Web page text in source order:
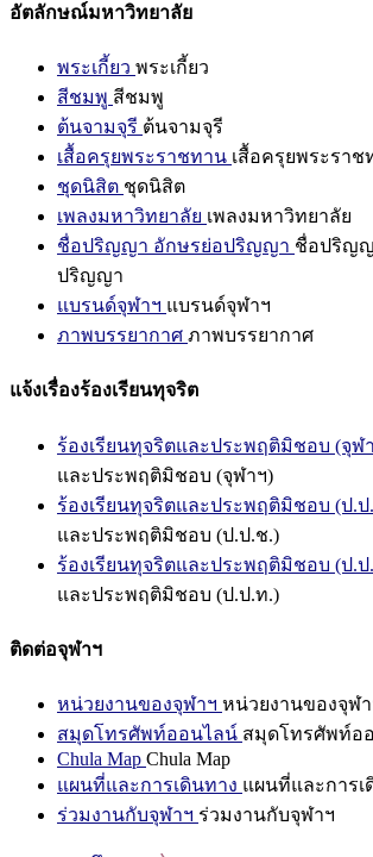
อัตลักษณ์มหาวิทยาลัย
พระเกี้ยว พระเกี้ยว
สีชมพู สีชมพู
ต้นจามจุรี ต้นจามจุรี
เสื้อครุยพระราชทาน เสื้อครุยพระราช
ชุดนิสิต ชุดนิสิต
เพลงมหาวิทยาลัย เพลงมหาวิทยาลัย
ชื่อปริญญา อักษรย่อปริญญา ชื่อปริญ
ปริญญา
แบรนด์จุฬาฯ แบรนด์จุฬาฯ
ภาพบรรยากาศ ภาพบรรยากาศ
แจ้งเรื่องร้องเรียนทุจริต
ร้องเรียนทุจริตและประพฤติมิชอบ (จุฬ
และประพฤติมิชอบ (จุฬาฯ)
ร้องเรียนทุจริตและประพฤติมิชอบ (ป.ป
และประพฤติมิชอบ (ป.ป.ช.)
ร้องเรียนทุจริตและประพฤติมิชอบ (ป.ป
และประพฤติมิชอบ (ป.ป.ท.)
ติดต่อจุฬาฯ
หน่วยงานของจุฬาฯ หน่วยงานของจุฬ
สมุดโทรศัพท์ออนไลน์ สมุดโทรศัพท์อ
Chula Map Chula Map
แผนที่และการเดินทาง แผนที่และการเ
ร่วมงานกับจุฬาฯ ร่วมงานกับจุฬาฯ